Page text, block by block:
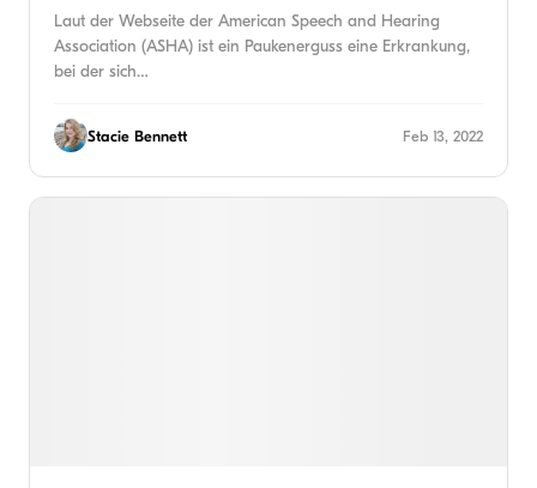
Kindes?
Laut der Webseite der American Speech and Hearing
Association (ASHA) ist ein Paukenerguss eine Erkrankung,
bei der sich…
Stacie Bennett Feb 13, 2022